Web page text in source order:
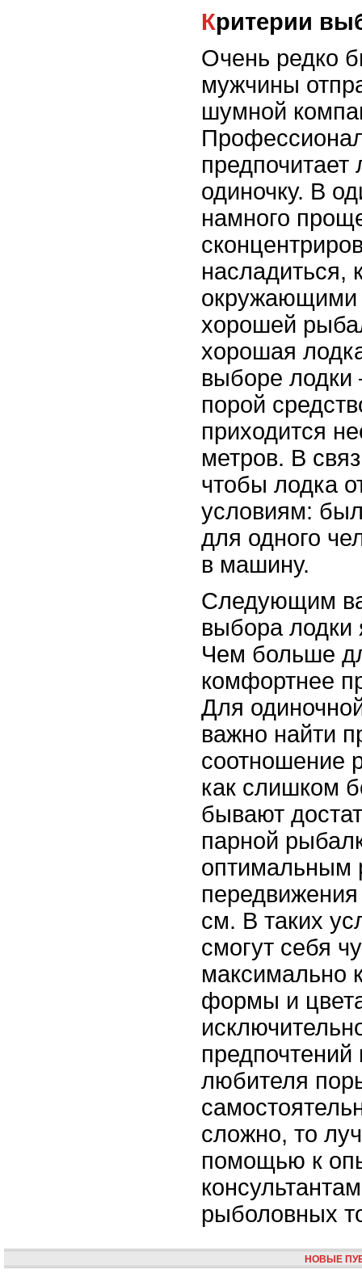
Критерии
Очень редко
мужчины
шумной
предпочитает
одиночку. В
намного
насладиться,
окружающими
хорошей
хорошая
выборе лодки
порой
приходится
метров. В
чтобы лодка
условиям:
для одного
в машину.
Следующим
выбора лодки
Чем больше
комфортнее
Для
важно найти
соотношение
как слишком
бывают
парной
оптимальным
см. В таких
смогут себя
максимально
формы и
предпочтений
любителя
сложно, то
помощью к
рыболовных
НОВЫЕ